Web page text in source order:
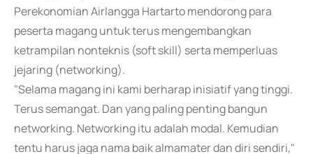
Perekonomian Airlangga Hartarto mendorong para
peserta magang untuk terus mengembangkan
ketrampilan nonteknis (soft skill) serta memperluas
jejaring (networking).
"Selama magang ini kami berharap inisiatif yang tinggi.
Terus semangat. Dan yang paling penting bangun
networking. Networking itu adalah modal. Kemudian
tentu harus jaga nama baik almamater dan diri sendiri,"